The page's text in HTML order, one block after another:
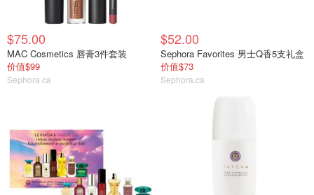
$75.00
MAC Cosmetics 唇膏3件套装
价值$99
Sephora.ca
$52.00
Sephora Favorites 男士Q香5支礼盒
价值$73
Sephora.ca